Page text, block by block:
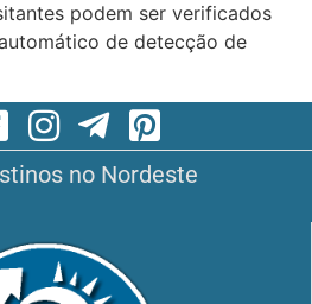
podem ser verificados
de detecção de
no Nordeste